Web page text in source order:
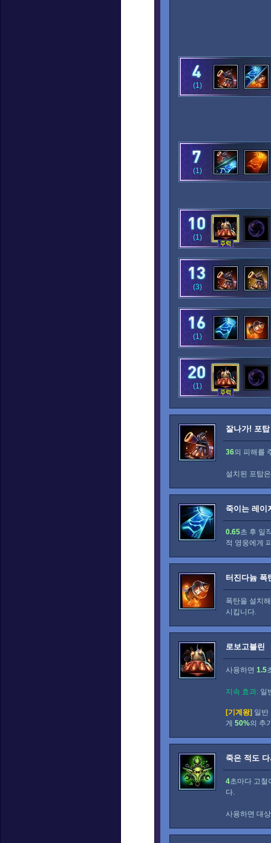
(1)
(1)
(1)
(3)
(1)
(1)
잘나가! 포탑
36의 피해를
설치된 포탑
죽이는 레이
0.65초 후 일
적 영웅에게
터진다늄 폭
폭탄을 설치
시킵니다.
로보고블린
사용하면 1.5
지속 효과: 일
[기계왕] 일반
게 50%의 추
죽은 적도
4초마다 고철
다.
사용하면 대